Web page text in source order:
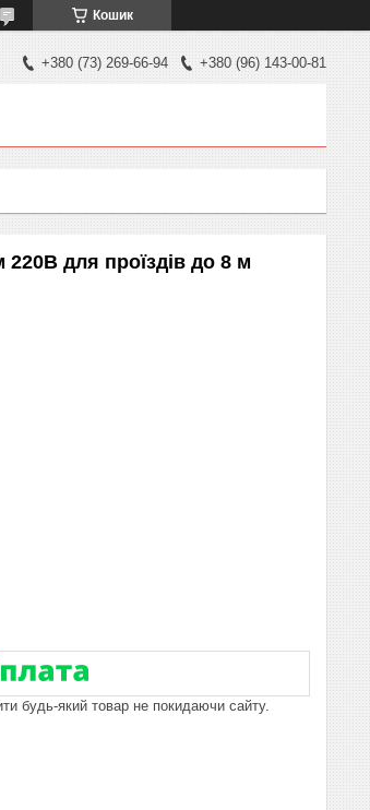
Кошик
+380 (73) 269-66-94 +380 (96) 143-00-81
для проїздів до 8 м
будь-який товар не покидаючи сайту.